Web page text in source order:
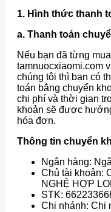
1. Hình thức thanh
a. Thanh toán
Nếu bạn đã từng
tamnuocxiaomi.com
chúng tôi thì bạn có
toán bằng chuyển
chi phí và thời gian
khoản sẽ được
hóa đơn.
Thông tin chuyển
Ngân hàng:
Chủ tài khoản:
NGHỆ HỢP
STK:
Chi nhánh: Chi